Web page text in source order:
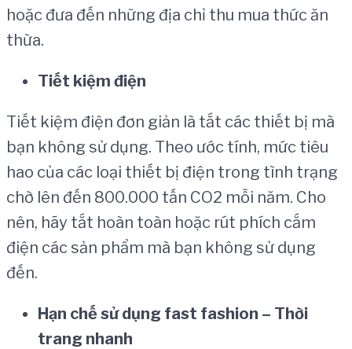
hoặc đưa đến những địa chỉ thu mua thức ăn
thừa.
Tiết kiệm điện
Tiết kiệm điện đơn giản là tắt các thiết bị mà
bạn không sử dụng. Theo ước tính, mức tiêu
hao của các loại thiết bị điện trong tình trạng
chờ lên đến 800.000 tấn CO2 mỗi năm. Cho
nên, hãy tắt hoàn toàn hoặc rút phích cắm
điện các sản phẩm mà bạn không sử dụng
đến.
Hạn chếsửdụng fast fashion – Thời
trang nhanh